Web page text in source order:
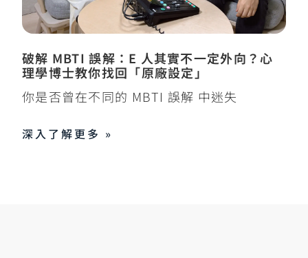
破解 MBTI 誤解：E 人其實不一定外向？心
理學博士教你找回「原廠設定」
你是否曾在不同的 MBTI 誤解 中迷失
深入了解更多 »